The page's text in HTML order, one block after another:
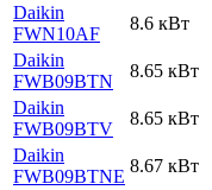
Daikin
FWN10AF
8.6 кВт
Daikin
FWB09BTN
8.65 кВт
Daikin
FWB09BTV
8.65 кВт
Daikin
FWB09BTNE
8.67 кВт